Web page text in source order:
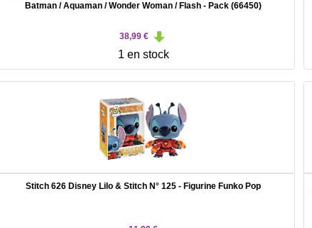
Batman / Aquaman / Wonder Woman / Flash - Pack (66450)
38,99 €
1 en stock
Stitch 626 Disney Lilo & Stitch N° 125 - Figurine Funko Pop